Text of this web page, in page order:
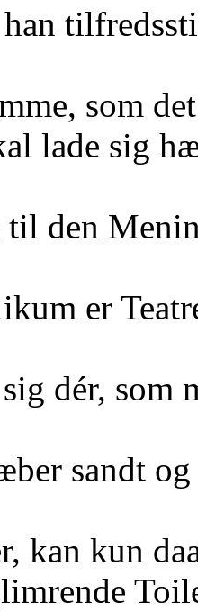
som
lade sig
til den
er
dér, som
sandt
kan kun